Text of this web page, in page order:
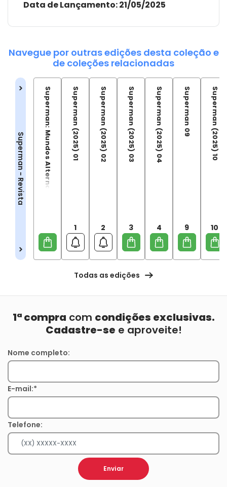
Data de Lançamento:21/05/2025
Navegue por outras edições desta coleção e
de coleções relacionadas
Superman - Revista Superman: Mundos Alternativos Superman (2025) 01
1
Superman (2025) 02
2
Superman (2025) 03
3
Superman (2025) 04
4
Superman 09
9
Superman (2025) 10
10
Todas as edições